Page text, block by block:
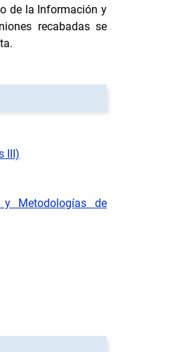
de la Información y
recabadas se
III)
y Metodologías de